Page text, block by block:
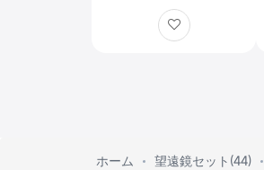
レット × 数量限定】
ホーム 望遠鏡セット(44)